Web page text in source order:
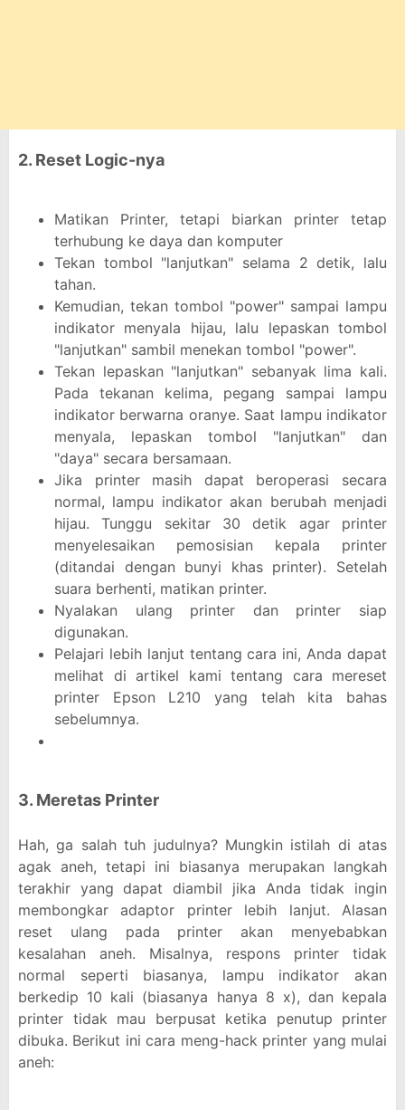
2. Reset Logic-nya
Matikan Printer, tetapi biarkan printer tetap
terhubung ke daya dan komputer
Tekan tombol "lanjutkan" selama 2 detik, lalu
tahan.
Kemudian, tekan tombol "power" sampai lampu
indikator menyala hijau, lalu lepaskan tombol
"lanjutkan" sambil menekan tombol "power".
Tekan lepaskan "lanjutkan" sebanyak lima kali.
Pada tekanan kelima, pegang sampai lampu
indikator berwarna oranye. Saat lampu indikator
menyala, lepaskan tombol "lanjutkan" dan
"daya" secara bersamaan.
Jika printer masih dapat beroperasi secara
normal, lampu indikator akan berubah menjadi
hijau. Tunggu sekitar 30 detik agar printer
menyelesaikan pemosisian kepala printer
(ditandai dengan bunyi khas printer). Setelah
suara berhenti, matikan printer.
Nyalakan ulang printer dan printer siap
digunakan.
Pelajari lebih lanjut tentang cara ini, Anda dapat
melihat di artikel kami tentang cara mereset
printer Epson L210 yang telah kita bahas
sebelumnya.
3. Meretas Printer
Hah, ga salah tuh judulnya? Mungkin istilah di atas
agak aneh, tetapi ini biasanya merupakan langkah
terakhir yang dapat diambil jika Anda tidak ingin
membongkar adaptor printer lebih lanjut. Alasan
reset ulang pada printer akan menyebabkan
kesalahan aneh. Misalnya, respons printer tidak
normal seperti biasanya, lampu indikator akan
berkedip 10 kali (biasanya hanya 8 x), dan kepala
printer tidak mau berpusat ketika penutup printer
dibuka. Berikut ini cara meng-hack printer yang mulai
aneh: